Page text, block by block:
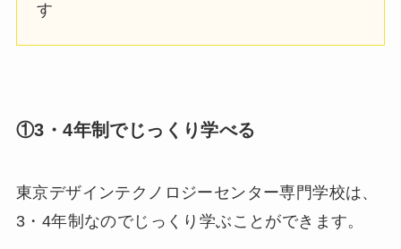
す
①3・4年制でじっくり学べる
東京デザインテクノロジーセンター専門学校は、
3・4年制なのでじっくり学ぶことができます。